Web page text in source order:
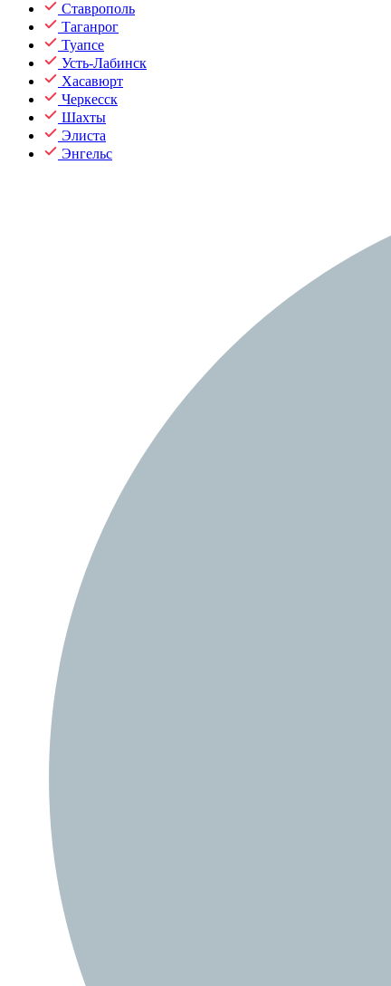
Ставрополь
Таганрог
Туапсе
Усть-Лабинск
Хасавюрт
Черкесск
Шахты
Элиста
Энгельс